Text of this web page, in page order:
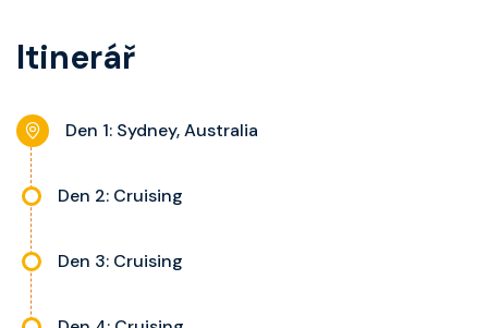
kajuty.
nastavitelnou klimatizaci,
noční stolky, trezor a balkon s
výhledem, velikost kajuty a balkonu
Itinerář
Den 1: Sydney, Australia
Den 2: Cruising
Den 3: Cruising